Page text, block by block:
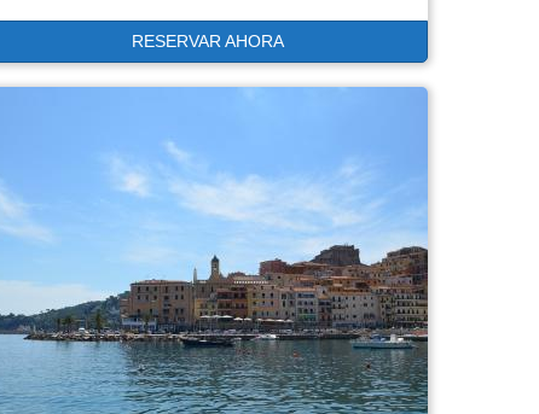
RESERVAR AHORA